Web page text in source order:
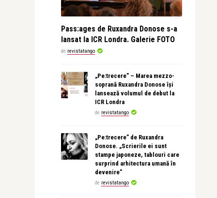
Pass:ages de Ruxandra Donose s-a
lansat la ICR Londra. Galerie FOTO
de revistatango
„Pe:trecere” – Marea mezzo-
soprană Ruxandra Donose își
lansează volumul de debut la
ICR Londra
de revistatango
„Pe:trecere” de Ruxandra
Donose. „Scrierile ei sunt
stampe japoneze, tablouri care
surprind arhitectura umană în
devenire”
de revistatango